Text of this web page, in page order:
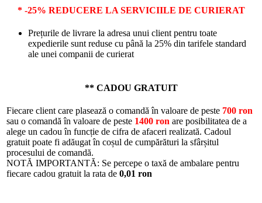
* -25% REDUCERE LA SERVICIILE DE CURIERAT
Prețurile de livrare la adresa unui client pentru toate
expedierile sunt reduse cu până la 25% din tarifele standard
ale unei companii de curierat
** CADOU GRATUIT
Fiecare client care plasează o comandă în valoare de peste 700 ron
sau o comandă în valoare de peste 1400 ron are posibilitatea de a
alege un cadou în funcție de cifra de afaceri realizată. Cadoul
gratuit poate fi adăugat în coșul de cumpărături la sfârșitul
procesului de comandă.
NOTĂ IMPORTANTĂ: Se percepe o taxă de ambalare pentru
fiecare cadou gratuit la rata de 0,01 ron